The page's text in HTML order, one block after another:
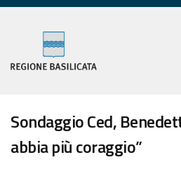
Sondaggio Ced,
abbia più coraggio”